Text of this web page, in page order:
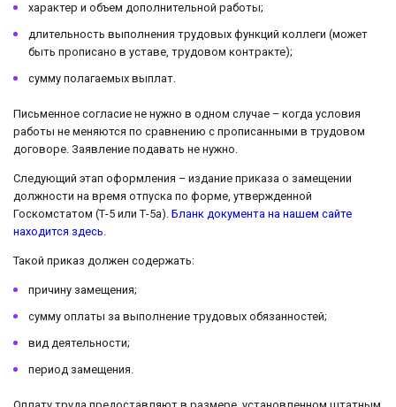
характер и объем дополнительной работы;
длительность выполнения трудовых функций коллеги (может
быть прописано в уставе, трудовом контракте);
сумму полагаемых выплат.
Письменное согласие не нужно в одном случае – когда условия
работы не меняются по сравнению с прописанными в трудовом
договоре. Заявление подавать не нужно.
Следующий этап оформления – издание приказа о замещении
должности на время отпуска по форме, утвержденной
Госкомстатом (Т-5 или Т-5а). Бланк документа на нашем сайте
находится здесь
Такой приказ должен содержать:
причину замещения;
сумму оплаты за выполнение трудовых обязанностей;
вид деятельности;
период замещения.